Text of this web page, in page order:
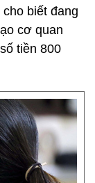
biết đang
cơ quan
tiền 800